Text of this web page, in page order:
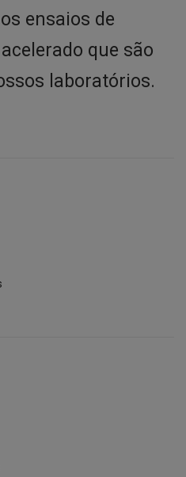
ensaios de
que são
laboratórios.